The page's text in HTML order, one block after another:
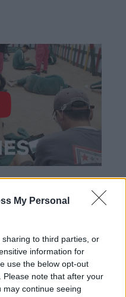
My Personal
to third parties, or
information for
use the below opt-out
note that after your
continue seeing
των ανθρώπων που
άνθρωποι –
πρώτες 23 ημέρες